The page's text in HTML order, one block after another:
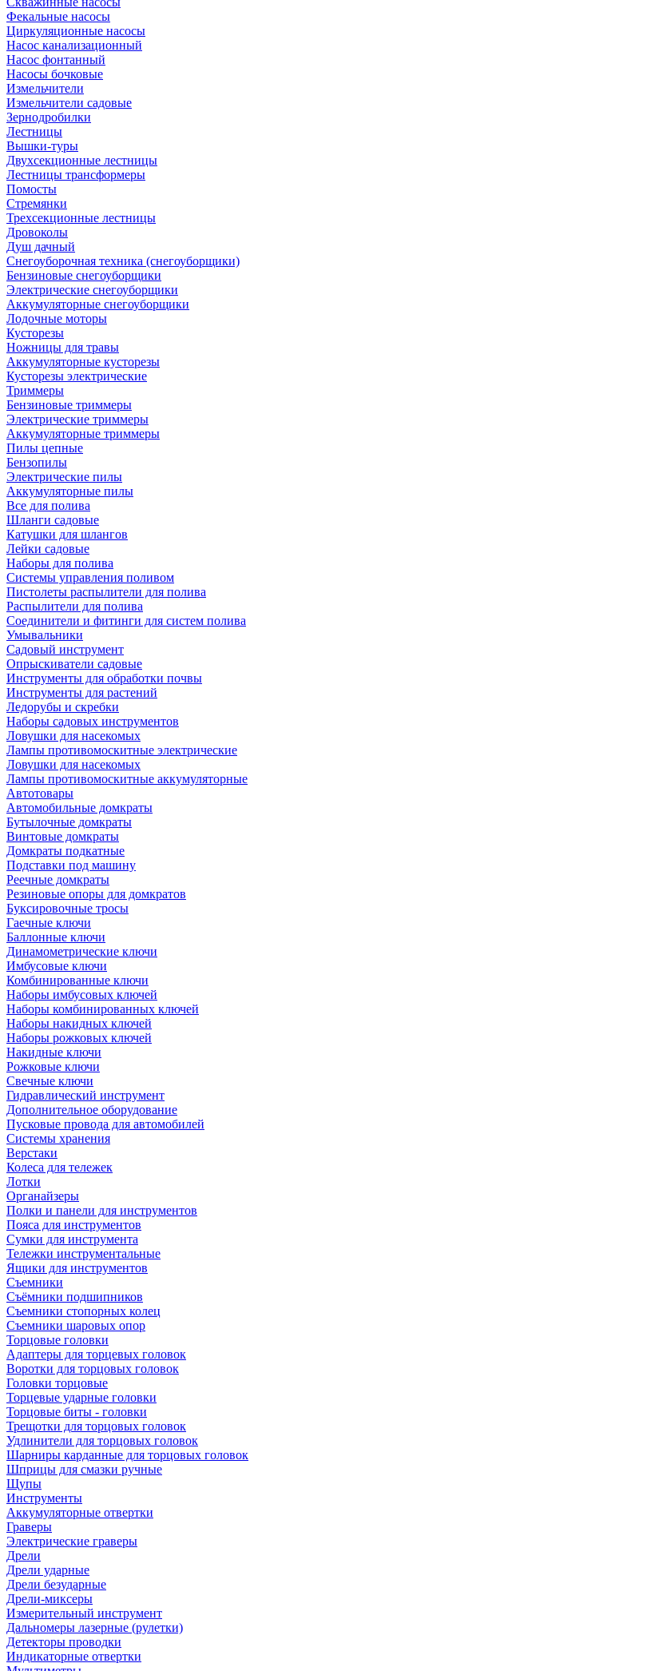
Фекальные насосы
Циркуляционные насосы
Насос канализационный
Насос фонтанный
Насосы бочковые
Измельчители
Измельчители садовые
Зернодробилки
Лестницы
Вышки-туры
Двухсекционные лестницы
Лестницы трансформеры
Помосты
Стремянки
Трехсекционные лестницы
Дровоколы
Душ дачный
Снегоуборочная техника (снегоуборщики)
Бензиновые снегоуборщики
Электрические снегоуборщики
Аккумуляторные снегоуборщики
Лодочные моторы
Кусторезы
Ножницы для травы
Аккумуляторные кусторезы
Кусторезы электрические
Триммеры
Бензиновые триммеры
Электрические триммеры
Аккумуляторные триммеры
Пилы цепные
Бензопилы
Электрические пилы
Аккумуляторные пилы
Все для полива
Шланги садовые
Катушки для шлангов
Лейки садовые
Наборы для полива
Системы управления поливом
Пистолеты распылители для полива
Распылители для полива
Соединители и фитинги для систем полива
Умывальники
Садовый инструмент
Опрыскиватели садовые
Инструменты для обработки почвы
Инструменты для растений
Ледорубы и скребки
Наборы садовых инструментов
Ловушки для насекомых
Лампы противомоскитные электрические
Ловушки для насекомых
Лампы противомоскитные аккумуляторные
Автотовары
Автомобильные домкраты
Бутылочные домкраты
Винтовые домкраты
Домкраты подкатные
Подставки под машину
Реечные домкраты
Резиновые опоры для домкратов
Буксировочные тросы
Гаечные ключи
Баллонные ключи
Динамометрические ключи
Имбусовые ключи
Комбинированные ключи
Наборы имбусовых ключей
Наборы комбинированных ключей
Наборы накидных ключей
Наборы рожковых ключей
Накидные ключи
Рожковые ключи
Свечные ключи
Гидравлический инструмент
Дополнительное оборудование
Пусковые провода для автомобилей
Системы хранения
Верстаки
Колеса для тележек
Лотки
Органайзеры
Полки и панели для инструментов
Пояса для инструментов
Сумки для инструмента
Тележки инструментальные
Ящики для инструментов
Съемники
Съёмники подшипников
Съемники стопорных колец
Съемники шаровых опор
Торцовые головки
Адаптеры для торцевых головок
Воротки для торцовых головок
Головки торцовые
Торцевые ударные головки
Торцовые биты - головки
Трещотки для торцовых головок
Удлинители для торцовых головок
Шарниры карданные для торцовых головок
Шприцы для смазки ручные
Щупы
Инструменты
Аккумуляторные отвертки
Граверы
Электрические граверы
Дрели
Дрели ударные
Дрели безударные
Дрели-миксеры
Измерительный инструмент
Дальномеры лазерные (рулетки)
Детекторы проводки
Индикаторные отвертки